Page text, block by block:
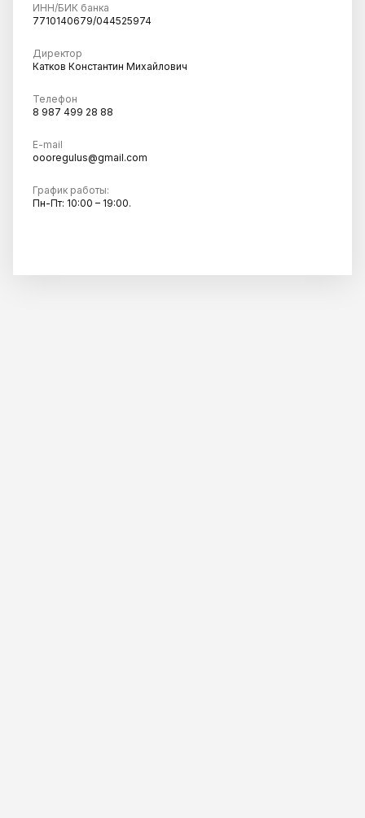
ИНН/БИК банка
7710140679/044525974
Директор
Катков Константин Михайлович
Телефон
8 987 499 28 88
E-mail
oooregulus@gmail.com
График работы:
Пн-Пт: 10:00 – 19:00.